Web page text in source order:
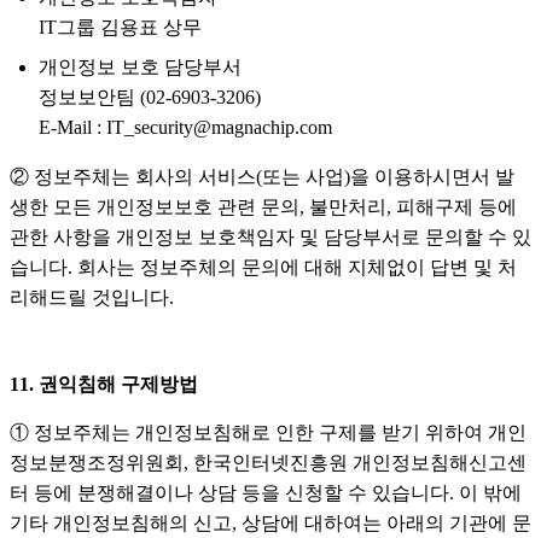
IT그룹 김용표 상무
개인정보 보호 담당부서
정보보안팀 (02-6903-3206)
E-Mail : IT_security@magnachip.com
② 정보주체는 회사의 서비스(또는 사업)을 이용하시면서 발
생한 모든 개인정보보호 관련 문의, 불만처리, 피해구제 등에
관한 사항을 개인정보 보호책임자 및 담당부서로 문의할 수 있
습니다. 회사는 정보주체의 문의에 대해 지체없이 답변 및 처
리해드릴 것입니다.
11. 권익침해 구제방법
① 정보주체는 개인정보침해로 인한 구제를 받기 위하여 개인
정보분쟁조정위원회, 한국인터넷진흥원 개인정보침해신고센
터 등에 분쟁해결이나 상담 등을 신청할 수 있습니다. 이 밖에
기타 개인정보침해의 신고, 상담에 대하여는 아래의 기관에 문